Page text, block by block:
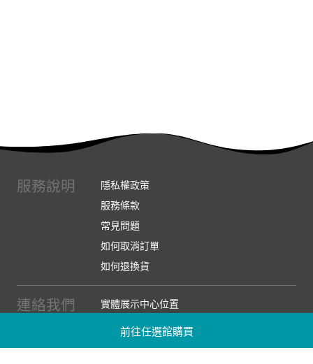
前往任選館購買
服務說明
隱私權政策
服務條款
常見問題
如何取消訂單
如何退換貨
連絡我們
實體展示中心位置
實體購物服務條款